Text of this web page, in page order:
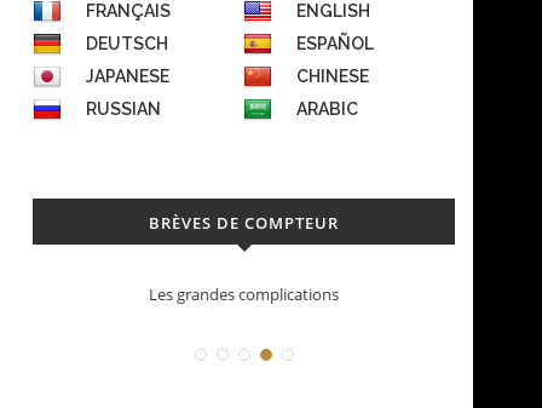
FRANÇAIS
ENGLISH
DEUTSCH
ESPAÑOL
JAPANESE
CHINESE
RUSSIAN
ARABIC
BRÈVES DE COMPTEUR
Les grandes complications